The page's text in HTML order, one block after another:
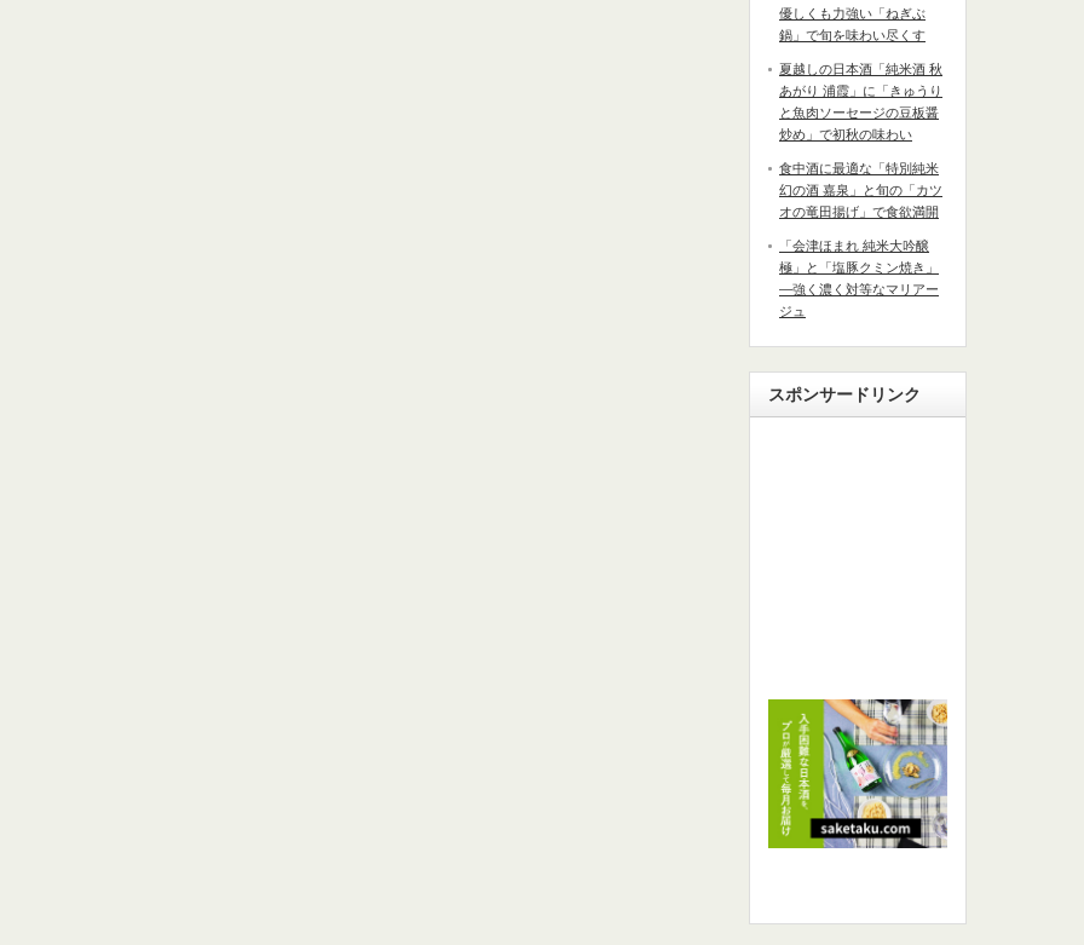
優しくも力強い「ねぎぶ
鍋」で旬を味わい尽くす
夏越しの日本酒「純米酒 秋
あがり 浦霞」に「きゅうり
と魚肉ソーセージの豆板醤
炒め」で初秋の味わい
食中酒に最適な「特別純米
幻の酒 嘉泉」と旬の「カツ
オの竜田揚げ」で食欲満開
「会津ほまれ 純米大吟醸
極」と「塩豚クミン焼き」
―強く濃く対等なマリアー
ジュ
スポンサードリンク